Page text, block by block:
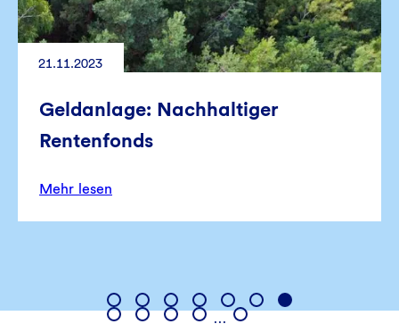
21.11.2023
Geldanlage: Nachhaltiger
Rentenfonds
Mehr lesen
…